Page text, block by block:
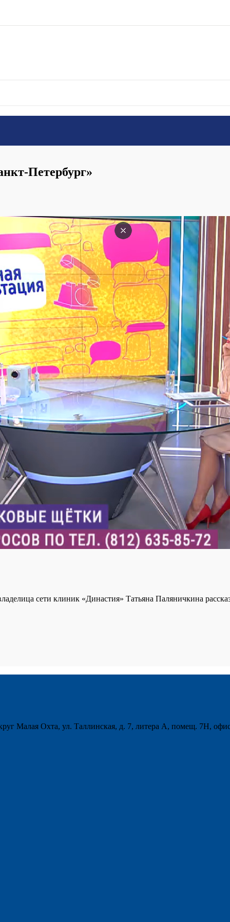
Петербург»
сети клиник «Династия» Татьяна Паляничкина
Малая Охта, ул. Таллинская, д. 7, литера А, помещ. 7Н,